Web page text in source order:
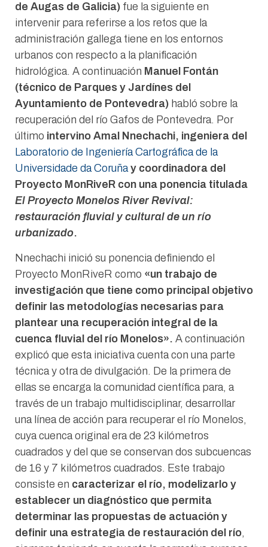
de Augas de Galicia) fue la siguiente en
intervenir para referirse a los retos que la
administración gallega tiene en los entornos
urbanos con respecto a la planificación
hidrológica. A continuación Manuel Fontán
(técnico de Parques y Jardínes del
Ayuntamiento de Pontevedra) habló sobre la
recuperación del río Gafos de Pontevedra. Por
último intervino Amal Nnechachi, ingeniera del
Laboratorio de Ingeniería Cartográfica de la
Universidade da Coruñay coordinadora del
Proyecto MonRiveR con una ponencia titulada
El Proyecto Monelos River Revival:
restauración fluvial y cultural de un río
urbanizado.
Nnechachi inició su ponencia definiendo el
Proyecto MonRiveR como «un trabajo de
investigación que tiene como principal objetivo
definir las metodologías necesarias para
plantear una recuperación integral de la
cuenca fluvial del río Monelos». A continuación
explicó que esta iniciativa cuenta con una parte
técnica y otra de divulgación. De la primera de
ellas se encarga la comunidad científica para, a
través de un trabajo multidisciplinar, desarrollar
una línea de acción para recuperar el río Monelos,
cuya cuenca original era de 23 kilómetros
cuadrados y del que se conservan dos subcuencas
de 16 y 7 kilómetros cuadrados. Este trabajo
consiste en caracterizar el río, modelizarlo y
establecer un diagnóstico que permita
determinar las propuestas de actuación y
definir una estrategia de restauración del río,